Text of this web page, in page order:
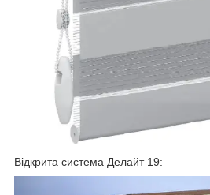
Відкрита система Делайт 19: